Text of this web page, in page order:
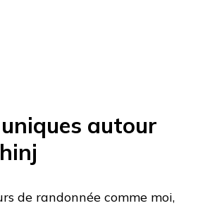
autour
de randonnée comme moi,